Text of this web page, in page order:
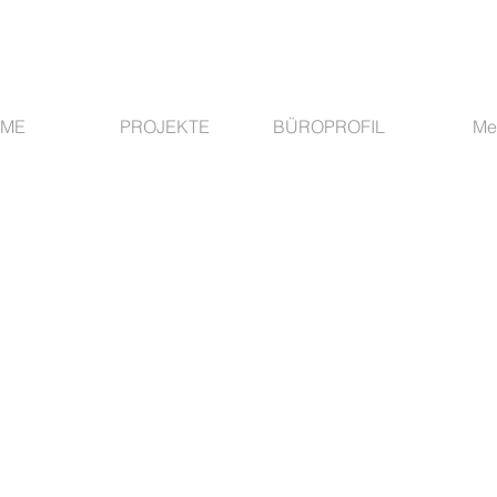
PROJEKTE BÜROPROFIL